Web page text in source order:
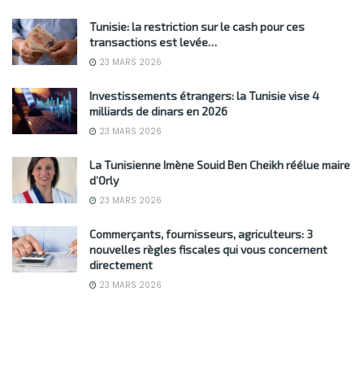
Tunisie: la restriction sur le cash pour ces
transactions est levée…
23 MARS 2026
Investissements étrangers: la Tunisie vise 4
milliards de dinars en 2026
23 MARS 2026
La Tunisienne Imène Souid Ben Cheikh réélue maire
d’Orly
23 MARS 2026
Commerçants, fournisseurs, agriculteurs: 3
nouvelles règles fiscales qui vous concernent
directement
23 MARS 2026